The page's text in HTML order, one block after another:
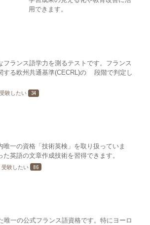
用できます。
ランス語学力を測るテストです。フランス
する欧州共通基準(CECRL)の6段階で判定し
受験したい 34
⼀の資格「技術英検」を取り扱っていま
英語の文章作成技術を習得できます。
受験したい 86
一の公式フランス語資格です。特にヨーロ